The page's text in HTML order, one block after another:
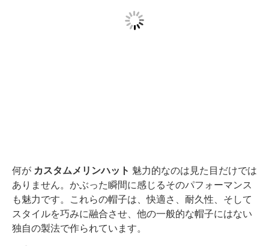
何が カスタムメリンハット 魅力的なのは見た目だけでは
ありません。かぶった瞬間に感じるそのパフォーマンス
も魅力です。これらの帽子は、快適さ、耐久性、そして
スタイルを巧みに融合させ、他の一般的な帽子にはない
独自の製法で作られています。